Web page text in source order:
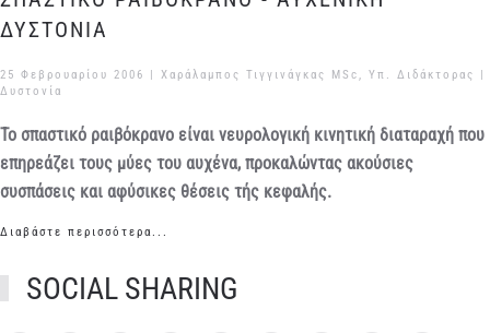
ΔΥΣΤΟΝΙΑ
25 Φεβρουαρίου 2006
| Χαράλαμπος Τιγγινάγκας MSc, Υπ. Διδάκτορας |
Δυστονία
Το σπαστικό ραιβόκρανο είναι νευρολογική κινητική διαταραχή που
επηρεάζει τους μύες του αυχένα, προκαλώντας ακούσιες
συσπάσεις και αφύσικες θέσεις τής κεφαλής.
Διαβάστε περισσότερα...
SOCIAL SHARING